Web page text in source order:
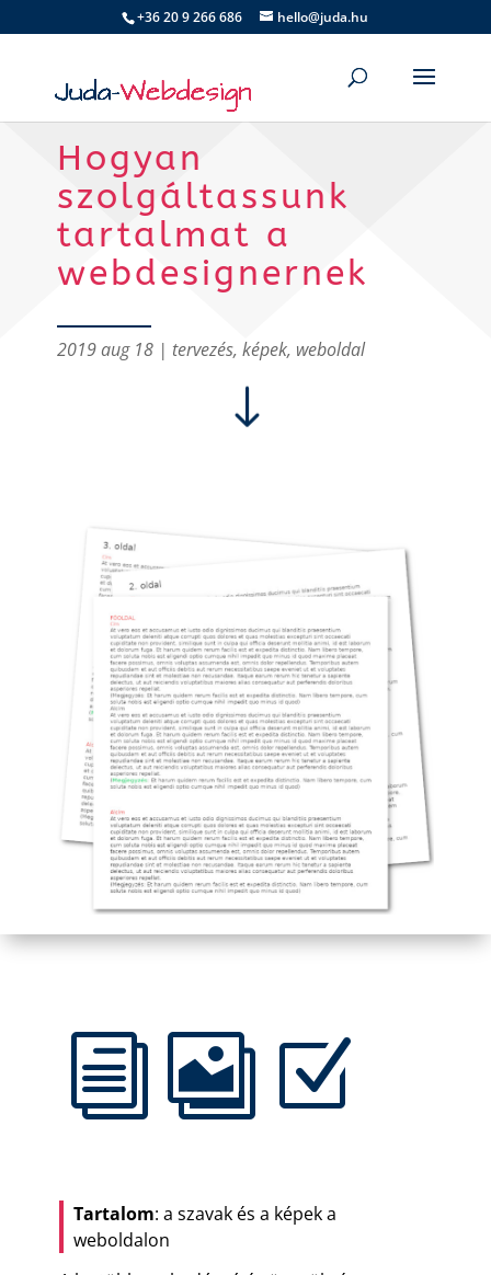
+36 20 9 266 686 hello@juda.hu
Hogyan
szolgáltassunk
tartalmat a
webdesignernek
2019 aug 18| tervezés, képek, weboldal
"
i  Z
Tartalom: a szavak és a képek a
weboldalon